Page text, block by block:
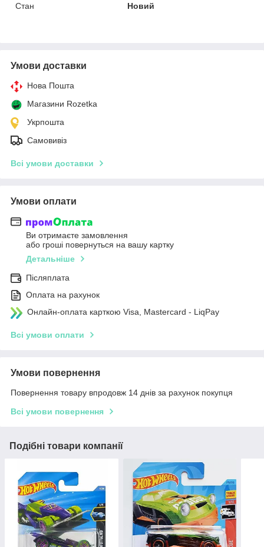
Стан
Новий
Умови доставки
Нова Пошта
Магазини Rozetka
Укрпошта
Самовивіз
Всі умови доставки
Умови оплати
Ви отримаєте замовлення
або гроші повернуться на вашу картку
Детальніше
Післяплата
Оплата на рахунок
Онлайн-оплата карткою Visa, Mastercard - LiqPay
Всі умови оплати
Умови повернення
Повернення товару впродовж 14 днів за рахунок покупця
Всі умови повернення
Подібні товари компанії